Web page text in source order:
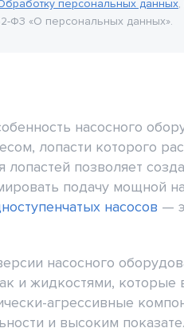
персональных данных
Ф3 «О персональных данных».
насосного
лопасти которого
позволяет
подачу мощной
насосов —
насосного
и жидкостями,
агрессивные
и высоким